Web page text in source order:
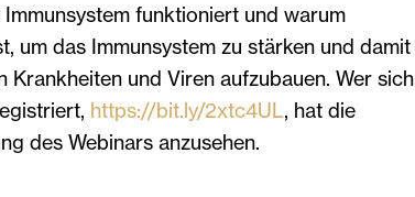
funktioniert und warum
um das Immunsystem zu stärken und damit
und Viren aufzubauen. Wer sich
https://bit.ly/2xtc4UL, hat die
des Webinars anzusehen.